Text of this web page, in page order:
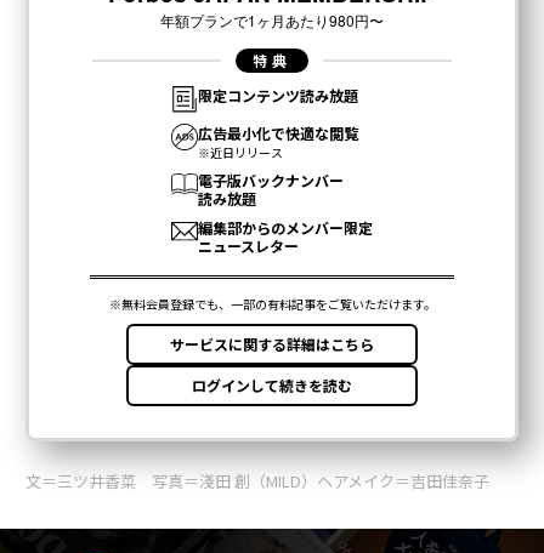
文＝三ツ井香菜 写真＝淺田 創（MILD）ヘアメイク＝吉田佳奈子